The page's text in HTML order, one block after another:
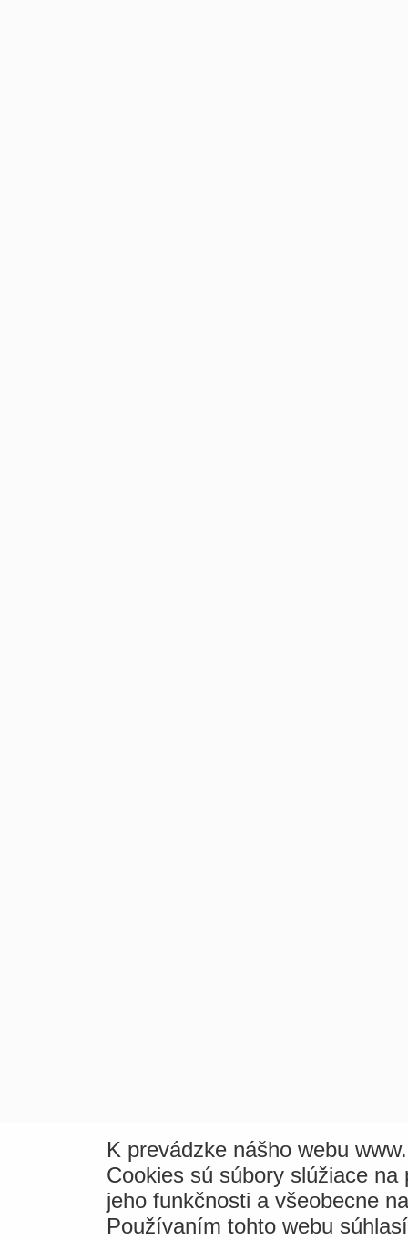
K prevádzke nášho webu
Cookies sú súbory slúžiace
jeho funkčnosti a všeobecne
Používaním tohto webu